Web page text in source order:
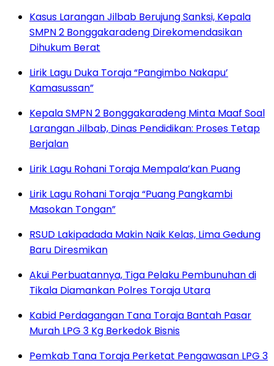
Kasus Larangan Jilbab Berujung Sanksi, Kepala
SMPN 2 Bonggakaradeng Direkomendasikan
Dihukum Berat
Lirik Lagu Duka Toraja “Pangimbo Nakapu’
Kamasussan”
Kepala SMPN 2 Bonggakaradeng Minta Maaf Soal
Larangan Jilbab, Dinas Pendidikan: Proses Tetap
Berjalan
Lirik Lagu Rohani Toraja Mempala’kan Puang
Lirik Lagu Rohani Toraja “Puang Pangkambi
Masokan Tongan”
RSUD Lakipadada Makin Naik Kelas, Lima Gedung
Baru Diresmikan
Akui Perbuatannya, Tiga Pelaku Pembunuhan di
Tikala Diamankan Polres Toraja Utara
Kabid Perdagangan Tana Toraja Bantah Pasar
Murah LPG 3 Kg Berkedok Bisnis
Pemkab Tana Toraja Perketat Pengawasan LPG 3